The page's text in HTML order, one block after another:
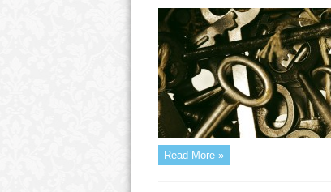
Read More »